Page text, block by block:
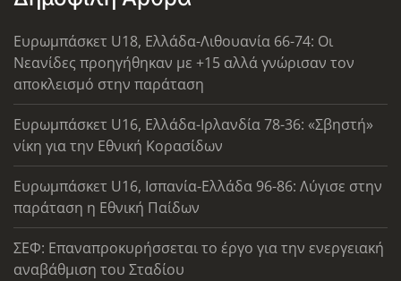
Ευρωμπάσκετ U18, Ελλάδα-Λιθουανία 66-74: Οι
Νεανίδες προηγήθηκαν με +15 αλλά γνώρισαν τον
αποκλεισμό στην παράταση
Ευρωμπάσκετ U16, Ελλάδα-Ιρλανδία 78-36: «Σβηστή»
νίκη για την Εθνική Κορασίδων
Ευρωμπάσκετ U16, Ισπανία-Ελλάδα 96-86: Λύγισε στην
παράταση η Εθνική Παίδων
ΣΕΦ: Επαναπροκυρήσσεται το έργο για την ενεργειακή
αναβάθμιση του Σταδίου